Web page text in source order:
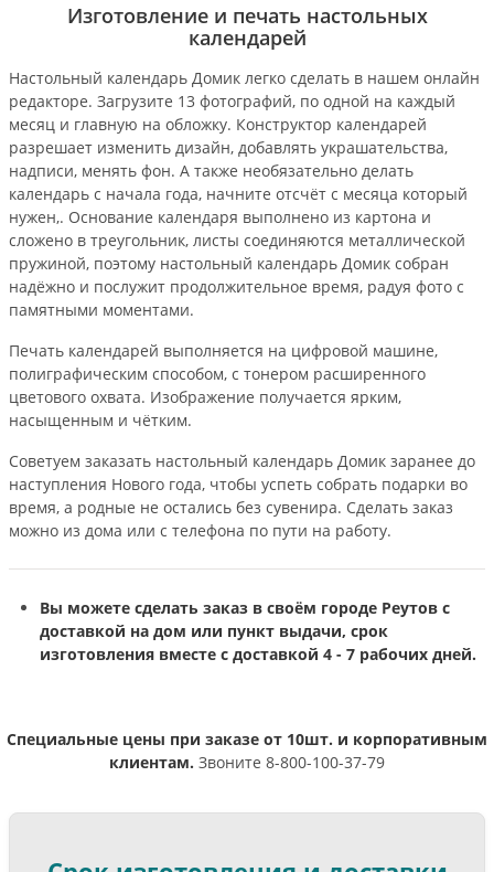
Изготовление и печать настольных
календарей
Настольный календарь Домик легко сделать в нашем онлайн
редакторе. Загрузите 13 фотографий, по одной на каждый
месяц и главную на обложку. Конструктор календарей
разрешает изменить дизайн, добавлять украшательства,
надписи, менять фон. А также необязательно делать
календарь с начала года, начните отсчёт с месяца который
нужен,. Основание календаря выполнено из картона и
сложено в треугольник, листы соединяются металлической
пружиной, поэтому настольный календарь Домик собран
надёжно и послужит продолжительное время, радуя фото с
памятными моментами.
Печать календарей выполняется на цифровой машине,
полиграфическим способом, с тонером расширенного
цветового охвата. Изображение получается ярким,
насыщенным и чётким.
Советуем заказать настольный календарь Домик заранее до
наступления Нового года, чтобы успеть собрать подарки во
время, а родные не остались без сувенира. Сделать заказ
можно из дома или с телефона по пути на работу.
Вы можете сделать заказ в своём городе Реутов с
доставкой на дом или пункт выдачи, срок
изготовления вместе с доставкой 4 - 7 рабочих дней.
Специальные цены при заказе от 10шт. и корпоративным
клиентам. Звоните 8-800-100-37-79